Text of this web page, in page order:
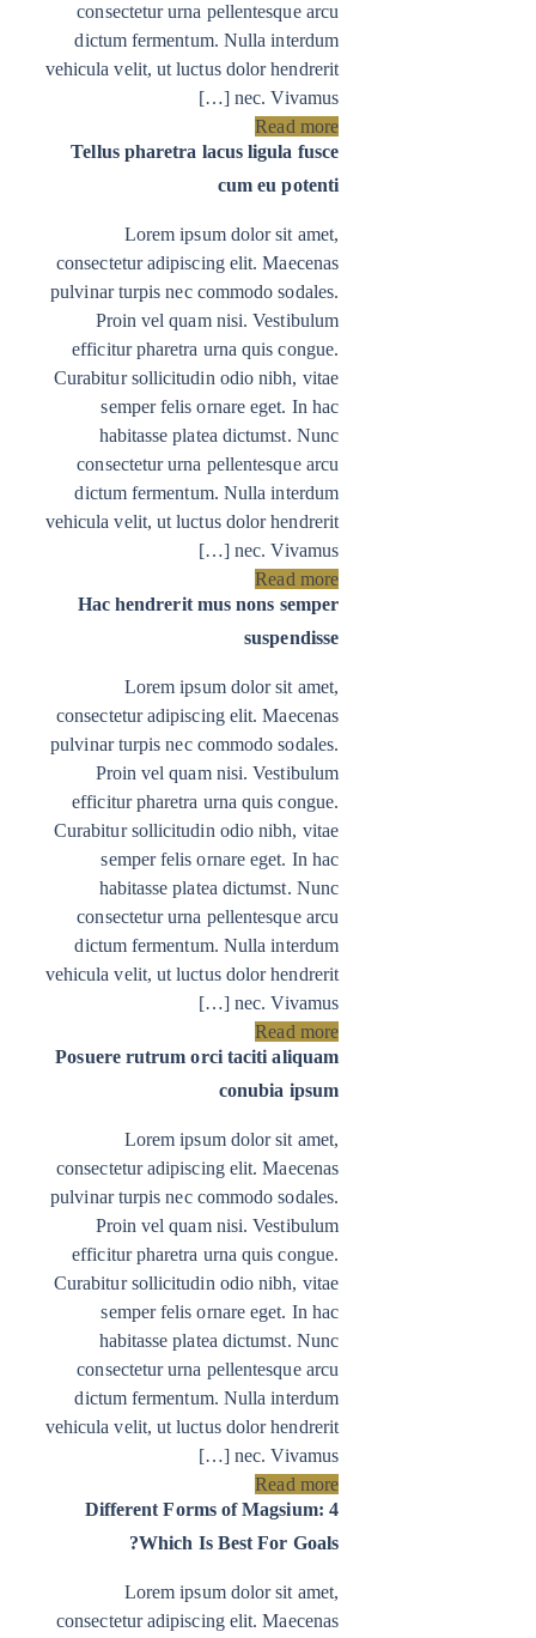
consectetur urna pellentesque arcu
dictum fermentum. Nulla interdum
vehicula velit, ut luctus dolor hendrerit
nec. Vivamus […]
Read more
Tellus pharetra lacus ligula fusce
cum eu potenti
Lorem ipsum dolor sit amet,
consectetur adipiscing elit. Maecenas
pulvinar turpis nec commodo sodales.
Proin vel quam nisi. Vestibulum
efficitur pharetra urna quis congue.
Curabitur sollicitudin odio nibh, vitae
semper felis ornare eget. In hac
habitasse platea dictumst. Nunc
consectetur urna pellentesque arcu
dictum fermentum. Nulla interdum
vehicula velit, ut luctus dolor hendrerit
nec. Vivamus […]
Read more
Hac hendrerit mus nons semper
suspendisse
Lorem ipsum dolor sit amet,
consectetur adipiscing elit. Maecenas
pulvinar turpis nec commodo sodales.
Proin vel quam nisi. Vestibulum
efficitur pharetra urna quis congue.
Curabitur sollicitudin odio nibh, vitae
semper felis ornare eget. In hac
habitasse platea dictumst. Nunc
consectetur urna pellentesque arcu
dictum fermentum. Nulla interdum
vehicula velit, ut luctus dolor hendrerit
nec. Vivamus […]
Read more
Posuere rutrum orci taciti aliquam
conubia ipsum
Lorem ipsum dolor sit amet,
consectetur adipiscing elit. Maecenas
pulvinar turpis nec commodo sodales.
Proin vel quam nisi. Vestibulum
efficitur pharetra urna quis congue.
Curabitur sollicitudin odio nibh, vitae
semper felis ornare eget. In hac
habitasse platea dictumst. Nunc
consectetur urna pellentesque arcu
dictum fermentum. Nulla interdum
vehicula velit, ut luctus dolor hendrerit
nec. Vivamus […]
Read more
4 Different Forms of Magsium:
Which Is Best For Goals?
Lorem ipsum dolor sit amet,
consectetur adipiscing elit. Maecenas